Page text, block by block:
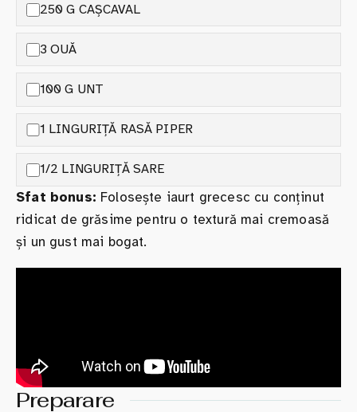
250 G CAȘCAVAL
3 OUĂ
100 G UNT
1 LINGURIȚĂ RASĂ PIPER
1/2 LINGURIȚĂ SARE
Sfat bonus: Folosește iaurt grecesc cu conținut
ridicat de grăsime pentru o textură mai cremoasă
și un gust mai bogat.
Preparare